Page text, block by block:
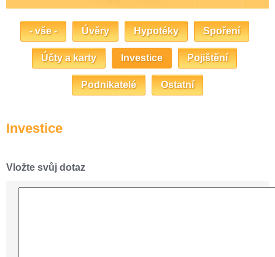
- vše - Úvěry Hypotéky Spoření
Účty a karty Investice Pojištění
Podnikatelé Ostatní
Investice
Vložte svůj dotaz